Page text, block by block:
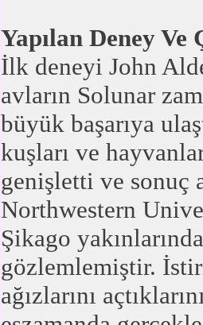
Yapılan Deney Ve
İlk deneyi John
avların Solunar
büyük başarıya
kuşları ve
genişletti ve sonuç
Northwestern
Şikago
gözlemlemiştir.
ağızlarını